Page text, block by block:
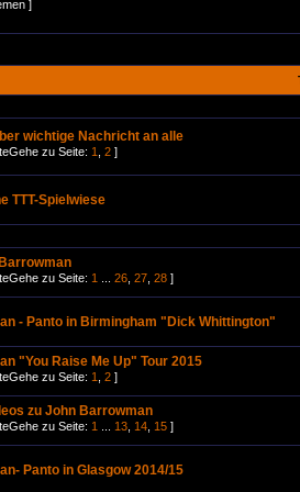
]
wichtige Nachricht an alle
Gehe zu Seite: 1 2 ]
TTT-Spielwiese
Gehe zu Seite: 1 26 27 28 ]
- Panto in Birmingham "Dick Whittington"
"You Raise Me Up" Tour 2015
Gehe zu Seite: 1 2 ]
zu John Barrowman
Gehe zu Seite: 1 13 14 15 ]
Panto in Glasgow 2014/15